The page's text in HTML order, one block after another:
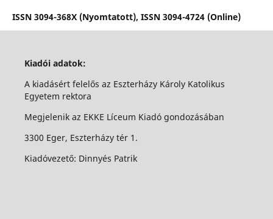
ISSN 3094-368X (Nyomtatott), ISSN 3094-4724 (Online)
Kiadói adatok:
A kiadásért felelős az Eszterházy Károly Katolikus
Egyetem rektora
Megjelenik az EKKE Líceum Kiadó gondozásában
3300 Eger, Eszterházy tér 1.
Kiadóvezető: Dinnyés Patrik